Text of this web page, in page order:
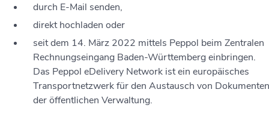
durch E-Mail senden,
direkt hochladen oder
seit dem 14. März 2022 mittels Peppol beim Zentralen
Rechnungseingang Baden-Württemberg einbringen.
Das Peppol eDelivery Network ist ein europäisches
Transportnetzwerk für den Austausch von
der öffentlichen Verwaltung.